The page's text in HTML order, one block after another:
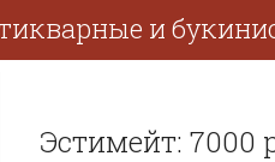
и
Эстимейт: 7000